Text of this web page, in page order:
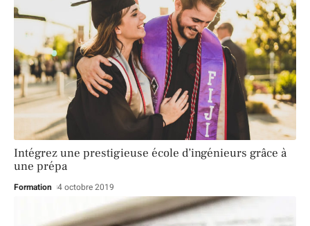
Intégrez une prestigieuse école d’ingénieurs grâce à
une prépa
Formation 4 octobre 2019